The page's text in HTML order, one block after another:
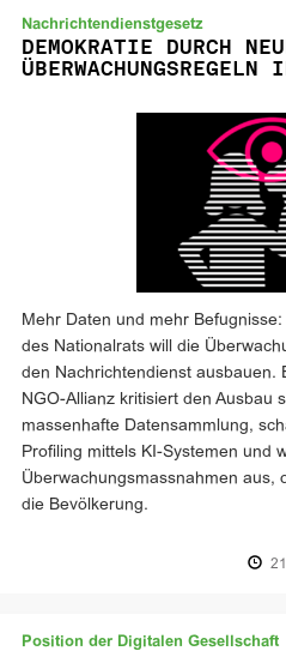
Nachrichtendienstgesetz
DEMOKRATIE DURCH
ÜBERWACHUNGSREGELN
Mehr Daten und mehr
des Nationalrats will die
den Nachrichtendienst ausbauen.
NGO-Allianz kritisiert den Ausbau
massenhafte Datensammlung,
Profiling mittels KI-Systemen und
Überwachungsmassnahmen aus,
die Bevölkerung.
Position der Digitalen Gesellschaft